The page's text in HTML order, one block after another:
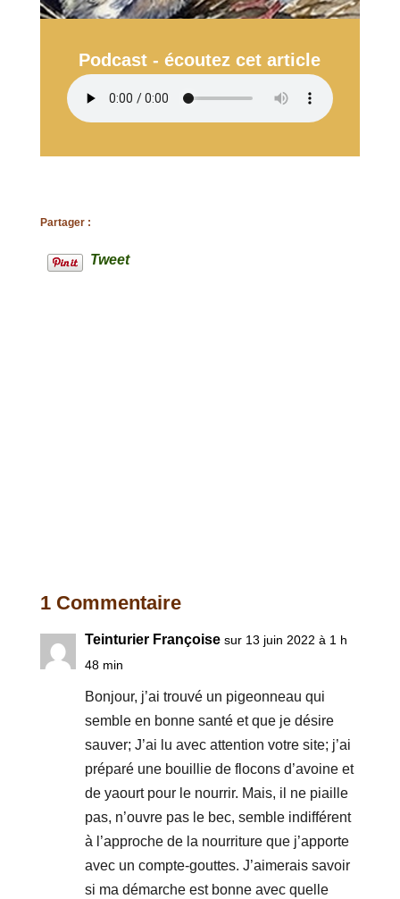
Podcast - écoutez cet article
Partager :
Tweet
1 Commentaire
Teinturier Françoise sur 13 juin 2022 à 1 h
48 min
Bonjour, j’ai trouvé un pigeonneau qui
semble en bonne santé et que je désire
sauver; J’ai lu avec attention votre site; j’ai
préparé une bouillie de flocons d’avoine et
de yaourt pour le nourrir. Mais, il ne piaille
pas, n’ouvre pas le bec, semble indifférent
à l’approche de la nourriture que j’apporte
avec un compte-gouttes. J’aimerais savoir
si ma démarche est bonne avec quelle